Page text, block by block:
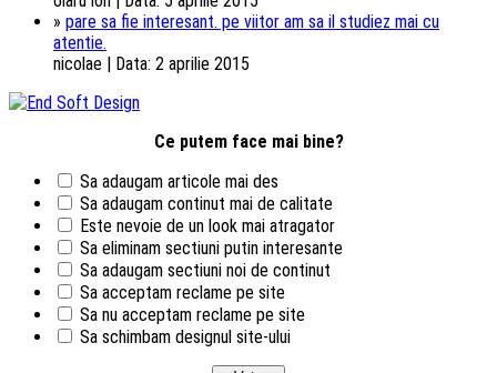
» pare sa fie interesant. pe viitor am sa il studiez mai cu
atentie.
nicolae | Data: 2 aprilie 2015
Ce putem face mai bine?
Sa adaugam articole mai des
Sa adaugam continut mai de calitate
Este nevoie de un look mai atragator
Sa eliminam sectiuni putin interesante
Sa adaugam sectiuni noi de continut
Sa acceptam reclame pe site
Sa nu acceptam reclame pe site
Sa schimbam designul site-ului